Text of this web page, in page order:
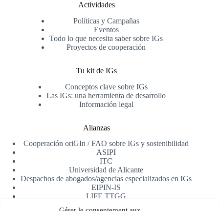
Actividades
Políticas y Campañas
Eventos
Todo lo que necesita saber sobre IGs
Proyectos de cooperación
Tu kit de IGs
Conceptos clave sobre IGs
Las IGs: una herramienta de desarrollo
Información legal
Alianzas
Cooperación oriGIn / FAO sobre IGs y sostenibilidad
ASIPI
ITC
Universidad de Alicante
Despachos de abogados/agencias especializados en IGs
EIPIN-IS
LIFE TTGG